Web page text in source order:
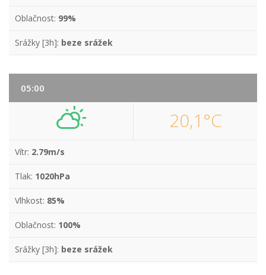
Oblačnost: 99%
Srážky [3h]: beze srážek
05:00
20,1°C
Vítr: 2.79m/s
Tlak: 1020hPa
Vlhkost: 85%
Oblačnost: 100%
Srážky [3h]: beze srážek